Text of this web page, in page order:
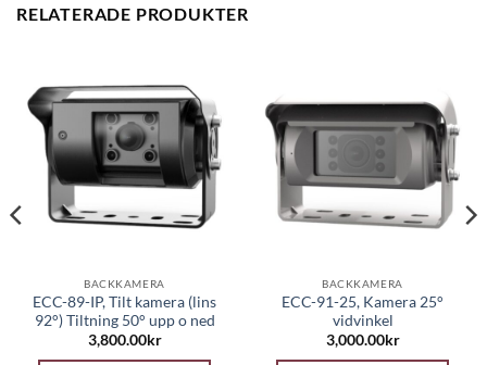
RELATERADE PRODUKTER
BACKKAMERA
ECC-89-IP, Tilt kamera (lins
92°) Tiltning 50° upp o ned
3,800.00kr
BACKKAMERA
ECC-91-25, Kamera 25°
vidvinkel
3,000.00kr